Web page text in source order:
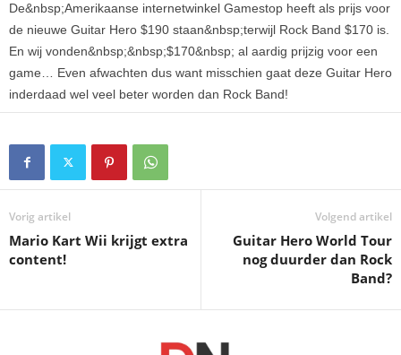
De&nbsp;Amerikaanse internetwinkel Gamestop heeft als prijs voor
de nieuwe Guitar Hero $190 staan&nbsp;terwijl Rock Band $170 is.
En wij vonden&nbsp;&nbsp;$170&nbsp; al aardig prijzig voor een
game… Even afwachten dus want misschien gaat deze Guitar Hero
inderdaad wel veel beter worden dan Rock Band!
Vorig artikel
Mario Kart Wii krijgt extra
content!
Volgend artikel
Guitar Hero World Tour
nog duurder dan Rock
Band?